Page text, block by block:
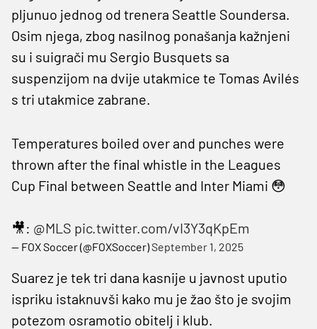
pljunuo jednog od trenera Seattle Soundersa.
Osim njega, zbog nasilnog ponašanja kažnjeni
su i suigrači mu Sergio Busquets sa
suspenzijom na dvije utakmice te Tomas Avilés
s tri utakmice zabrane.
Temperatures boiled over and punches were
thrown after the final whistle in the Leagues
Cup Final between Seattle and Inter Miami 😳
🎥: @MLS pic.twitter.com/vI3Y3qKpEm
— FOX Soccer (@FOXSoccer)September 1, 2025
Suarez je tek tri dana kasnije u javnost uputio
ispriku istaknuvši kako mu je žao što je svojim
potezom osramotio obitelj i klub.